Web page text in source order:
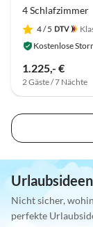
4 Schlafzimmer
4/ 5
Kostenlose
1.225,- €
2 Gäste / 7 Nächte
Urlaubsideen
Nicht sicher,
perfekte